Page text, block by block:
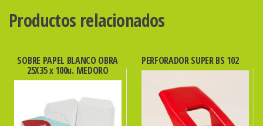
ibi
Productos relacionados
SOBRE PAPEL BLANCO OBRA
25X35 x 100u. MEDORO
PERFORADOR SUPER BS 102